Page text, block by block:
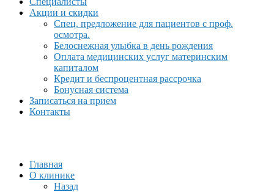
Акции и скидки
Спец. предложение для пациентов с проф.
осмотра.
Белоснежная улыбка в день рождения
Оплата медицинских услуг материнским
капиталом
Кредит и беспроцентная рассрочка
Бонусная система
Записаться на прием
Контакты
Главная
О клинике
Назад